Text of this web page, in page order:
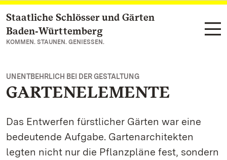
Zum Hauptinhalt springen
Staatliche Schlösser und Gärten
Baden‑Württemberg
KOMMEN. STAUNEN. GENIESSEN.
UNENTBEHRLICH BEI DER GESTALTUNG
GARTENELEMENTE
Das Entwerfen fürstlicher Gärten war eine
bedeutende Aufgabe. Gartenarchitekten
legten nicht nur die Pflanzpläne fest, sondern